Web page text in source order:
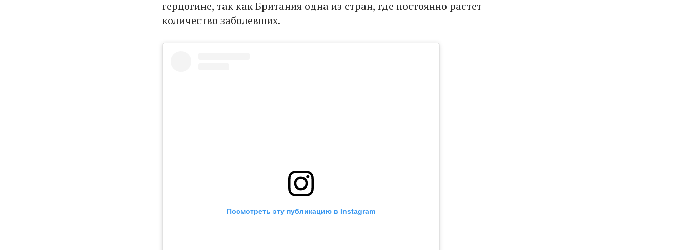
герцогине, так как Британия одна из стран, где постоянно растет
количество заболевших.
Посмотреть эту публикацию в Instagram